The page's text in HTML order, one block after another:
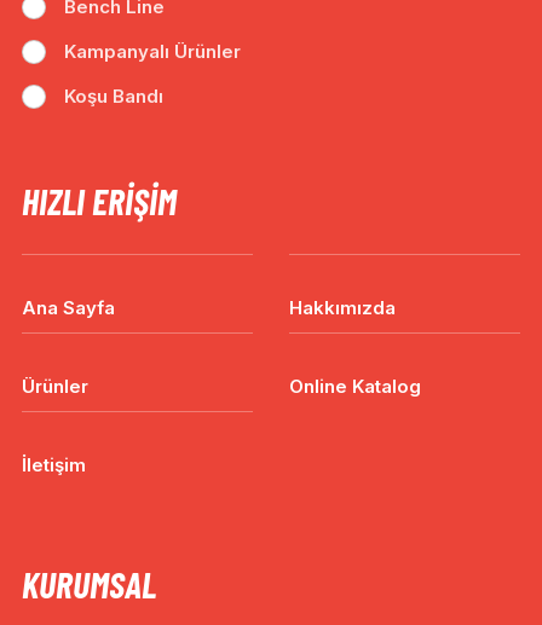
Bench Line
Kampanyalı Ürünler
Koşu Bandı
HIZLI ERIŞIM
Ana Sayfa Hakkımızda
Ürünler Online Katalog
İletişim
KURUMSAL